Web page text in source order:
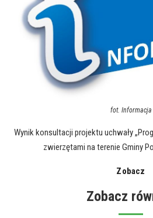
fot. Informacja
Wynik konsultacji projektu uchwały
zwierzętami na terenie Gminy
Zobacz
Zobacz